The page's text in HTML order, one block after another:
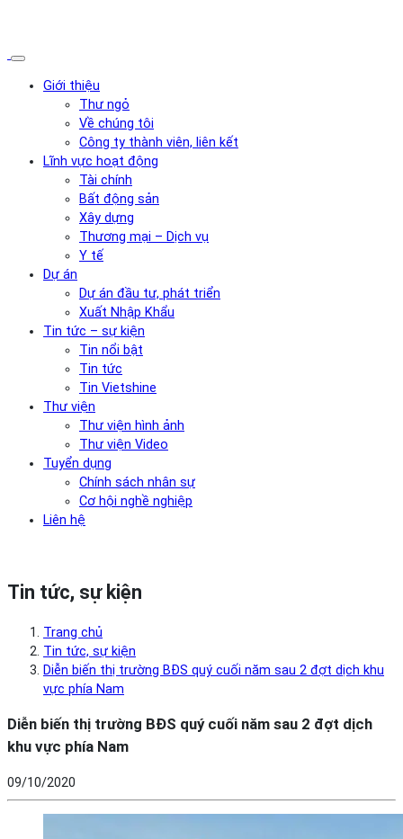
Giới thiệu
Thư ngỏ
Về chúng tôi
Công ty thành viên, liên kết
Lĩnh vực hoạt động
Tài chính
Bất động sản
Xây dựng
Thương mại – Dịch vụ
Y tế
Dự án
Dự án đầu tư, phát triển
Xuất Nhập Khẩu
Tin tức – sự kiện
Tin nổi bật
Tin tức
Tin Vietshine
Thư viện
Thư viện hình ảnh
Thư viện Video
Tuyển dụng
Chính sách nhân sự
Cơ hội nghề nghiệp
Liên hệ
Tin tức, sự kiện
Trang chủ
Tin tức, sự kiện
Diễn biến thị trường BĐS quý cuối năm sau 2 đợt dịch khu
vực phía Nam
Diễn biến thị trường BĐS quý cuối năm sau 2 đợt dịch
khu vực phía Nam
09/10/2020